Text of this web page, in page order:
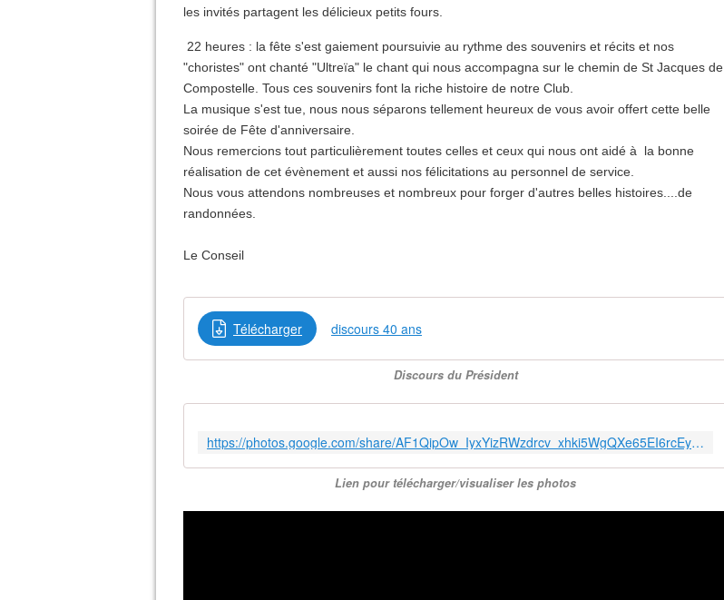
les invités partagent les délicieux petits fours.
22 heures : la fête s'est gaiement poursuivie au rythme des souvenirs et récits et nos
"choristes" ont chanté "Ultreïa" le chant qui nous accompagna sur le chemin de St Jacques de
Compostelle. Tous ces souvenirs font la riche histoire de notre Club.
La musique s'est tue, nous nous séparons tellement heureux de vous avoir offert cette belle
soirée de Fête d'anniversaire.
Nous remercions tout particulièrement toutes celles et ceux qui nous ont aidé à la bonne
réalisation de cet évènement et aussi nos félicitations au personnel de service.
Nous vous attendons nombreuses et nombreux pour forger d'autres belles histoires....de
randonnées.
Le Conseil
Télécharger discours 40 ans
Discours du Président
https://photos.google.com/share/AF1QipOw_IyxYizRWzdrcv_xhki5WgQXe65EI6rcEynsCWH-g9ba-PzfPaoHK2aIbNVCZA?key=alpvZDRQd0pBa05hamNtNjRXc2lDVHJiT0tBRk5n
Lien pour télécharger/visualiser les photos